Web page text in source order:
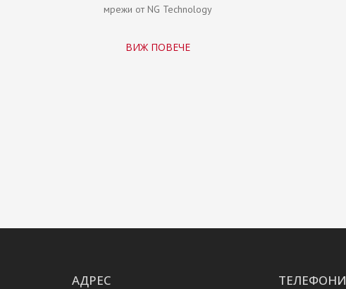
мрежи от NG Technology
ВИЖ ПОВЕЧЕ
АДРЕС ТЕЛЕФОНИ